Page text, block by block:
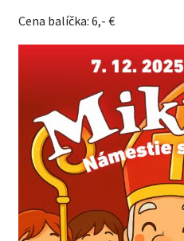
Cena balíčka: 6,- €